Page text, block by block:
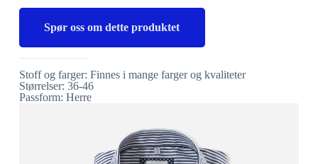
Spør oss om dette produktet
Stoff og farger: Finnes i mange farger og kvaliteter
Størrelser: 36-46
Passform: Herre